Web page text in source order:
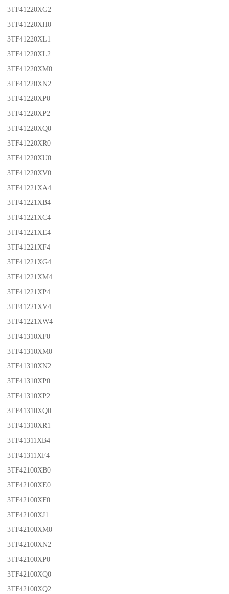
3TF41220XG2
3TF41220XH0
3TF41220XL1
3TF41220XL2
3TF41220XM0
3TF41220XN2
3TF41220XP0
3TF41220XP2
3TF41220XQ0
3TF41220XR0
3TF41220XU0
3TF41220XV0
3TF41221XA4
3TF41221XB4
3TF41221XC4
3TF41221XE4
3TF41221XF4
3TF41221XG4
3TF41221XM4
3TF41221XP4
3TF41221XV4
3TF41221XW4
3TF41310XF0
3TF41310XM0
3TF41310XN2
3TF41310XP0
3TF41310XP2
3TF41310XQ0
3TF41310XR1
3TF41311XB4
3TF41311XF4
3TF42100XB0
3TF42100XE0
3TF42100XF0
3TF42100XJ1
3TF42100XM0
3TF42100XN2
3TF42100XP0
3TF42100XQ0
3TF42100XQ2